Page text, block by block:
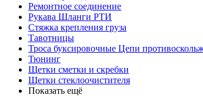
Ремонтное соединение
Рукава Шланги РТИ
Стяжка крепления груза
Тавотницы
Троса буксировочные Цепи
Тюнинг
Щетки сметки и скребки
Щетки стеклоочистителя
Показать ещё